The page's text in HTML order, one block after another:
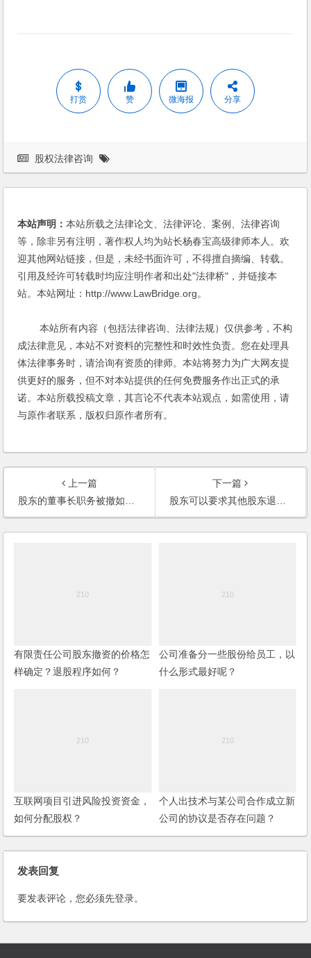
打赏 赞 微海报 分享
股权法律咨询
本站声明：本站所载之法律论文、法律评论、案例、法律咨询
等，除非另有注明，著作权人均为站长杨春宝高级律师本人。欢
迎其他网站链接，但是，未经书面许可，不得擅自摘编、转载。
引用及经许可转载时均应注明作者和出处"法律桥"，并链接本
站。本站网址：http://www.LawBridge.org。
本站所有内容（包括法律咨询、法律法规）仅供参考，不构
成法律意见，本站不对资料的完整性和时效性负责。您在处理具
体法律事务时，请洽询有资质的律师。本站将努力为广大网友提
供更好的服务，但不对本站提供的任何免费服务作出正式的承
诺。本站所载投稿文章，其言论不代表本站观点，如需使用，请
与原作者联系，版权归原作者所有。
上一篇
股东的董事长职务被撤如何维护权益？
下一篇
股东可以要求其他股东退股吗？
有限责任公司股东撤资的价格怎
样确定？退股程序如何？
公司准备分一些股份给员工，以
什么形式最好呢？
互联网项目引进风险投资资金，
如何分配股权？
个人出技术与某公司合作成立新
公司的协议是否存在问题？
发表回复
要发表评论，您必须先登录。